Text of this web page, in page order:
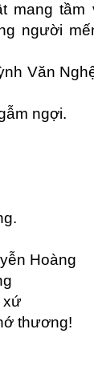
mang
người
Nghệ
ngợi.
Hoàng
thương!